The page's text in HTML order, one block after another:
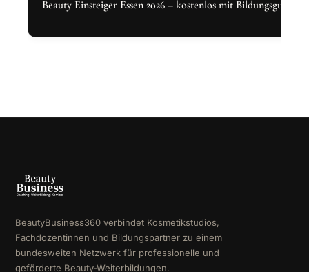
Beauty Einsteiger Essen 2026 – kostenlos mit
BeautyBusiness360 verbindet Kosmetikstudios,
Fachdozentinnen und Bildungspartner zu einem
bundesweiten Netzwerk für professionelle und
geförderte Beauty-Weiterbildungen.